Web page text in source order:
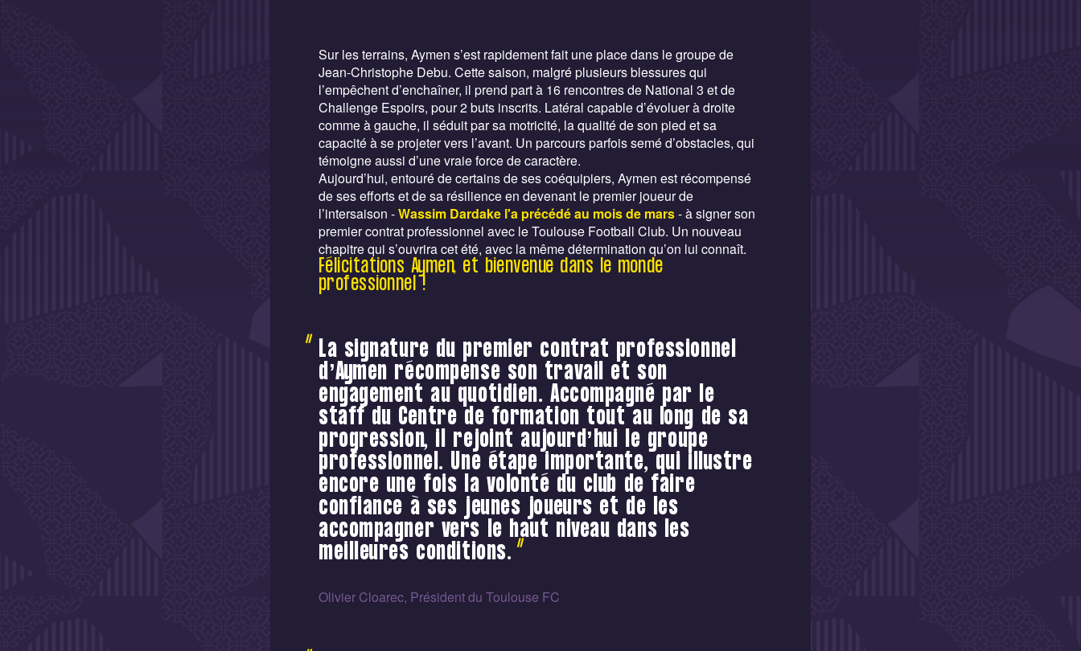
Sur les terrains, Aymen s’est rapidement fait une place dans le groupe de
Jean-Christophe Debu. Cette saison, malgré plusieurs blessures qui
l’empêchent d’enchaîner, il prend part à 16 rencontres de National 3 et de
Challenge Espoirs, pour 2 buts inscrits. Latéral capable d’évoluer à droite
comme à gauche, il séduit par sa motricité, la qualité de son pied et sa
capacité à se projeter vers l’avant. Un parcours parfois semé d’obstacles, qui
témoigne aussi d’une vraie force de caractère.
Aujourd’hui, entouré de certains de ses coéquipiers, Aymen est récompensé
de ses efforts et de sa résilience en devenant le premier joueur de
l’intersaison -Wassim Dardake l'a précédé au mois de mars- à signer son
premier contrat professionnel avec le Toulouse Football Club. Un nouveau
chapitre qui s’ouvrira cet été, avec la même détermination qu’on lui connaît.
Félicitations Aymen, et bienvenue dans le monde
professionnel !
La signature du premier contrat professionnel
d’Aymen récompense son travail et son
engagement au quotidien. Accompagné par le
staff du Centre de formation tout au long de sa
progression, il rejoint aujourd’hui le groupe
professionnel. Une étape importante, qui illustre
encore une fois la volonté du club de faire
confiance à ses jeunes joueurs et de les
accompagner vers le haut niveau dans les
meilleures conditions.
Olivier Cloarec, Président du Toulouse FC